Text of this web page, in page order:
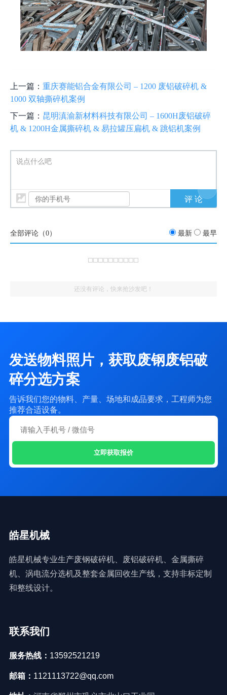
上一篇： 重庆赛能铝合金有限公司 – 1200 废铝破碎机 &
1000 双轴撕碎机案例
下一篇： 昆明滇渝新材料科技有限公司 – 1600H废铝破碎
机 & 1200H金属撕碎机 & 易拉罐压扁机 & 跳铝机案例
说点什么吧
全部评论（0） 最新 最早
还没有评论，快来抢沙发吧！
发送物料照片，获取废钢废铝破
碎分选方案
告诉我们您的物料、产量、场地和成品要求，工程师为您
推荐合适设备。
立即获取报价
皓星机械
皓星机械专业生产废钢破碎机、废铝破碎机、金属撕碎
机、涡电流分选机及整套金属回收生产线，支持非标定制
和整线设计。
联系我们
服务热线： 13592521219
邮箱： 1121113722@qq.com